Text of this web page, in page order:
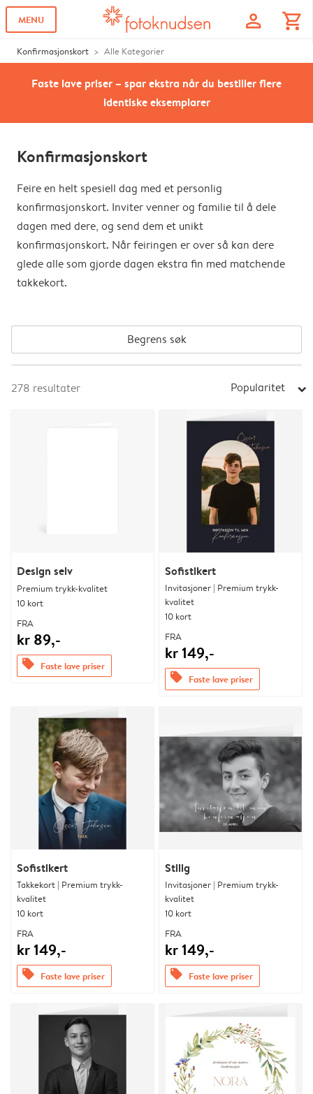
MENU profile shopping_cart
Konfirmasjonskort Alle Kategorier
Faste lave priser – spar ekstra når du bestiller flere
identiske eksemplarer
Konfirmasjonskort
Feire en helt spesiell dag med et personlig
konfirmasjonskort. Inviter venner og familie til å dele
dagen med dere, og send dem et unikt
konfirmasjonskort. Når feiringen er over så kan dere
glede alle som gjorde dagen ekstra fin med matchende
takkekort.
Begrens søk
278 resultater Popularitet arrow_right
Design selv
Premium trykk-kvalitet
10 kort
FRA
kr 89,-
offers Faste lave priser
Sofistikert
Invitasjoner | Premium trykk-
kvalitet
10 kort
FRA
kr 149,-
offers Faste lave priser
Sofistikert
Takkekort | Premium trykk-
kvalitet
10 kort
FRA
kr 149,-
offers Faste lave priser
Stilig
Invitasjoner | Premium trykk-
kvalitet
10 kort
FRA
kr 149,-
offers Faste lave priser